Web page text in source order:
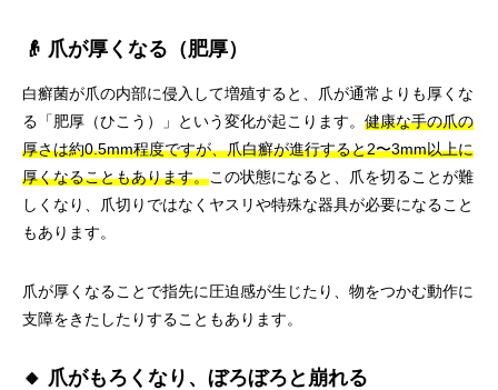
👴 爪が厚くなる（肥厚）
白癬菌が爪の内部に侵入して増殖すると、爪が通常よりも厚くな
る「肥厚（ひこう）」という変化が起こります。 健康な手の爪の
厚さは約0.5mm程度ですが、爪白癬が進行すると2〜3mm以上に
厚くなることもあります。この状態になると、爪を切ることが難
しくなり、爪切りではなくヤスリや特殊な器具が必要になること
もあります。
爪が厚くなることで指先に圧迫感が生じたり、物をつかむ動作に
支障をきたしたりすることもあります。
🔸 爪がもろくなり、ぼろぼろと崩れる